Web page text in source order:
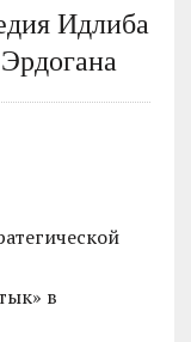
Идлиба
в